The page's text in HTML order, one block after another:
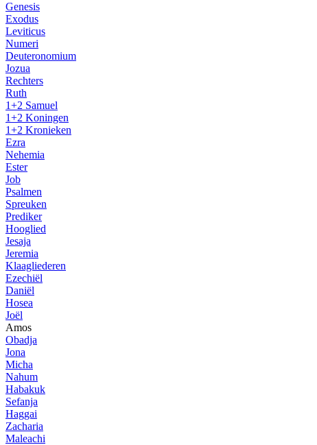
Genesis
Exodus
Leviticus
Numeri
Deuteronomium
Jozua
Rechters
Ruth
1+2 Samuel
1+2 Koningen
1+2 Kronieken
Ezra
Nehemia
Ester
Job
Psalmen
Spreuken
Prediker
Hooglied
Jesaja
Jeremia
Klaagliederen
Ezechiël
Daniël
Hosea
Joël
Amos
Obadja
Jona
Micha
Nahum
Habakuk
Sefanja
Haggai
Zacharia
Maleachi